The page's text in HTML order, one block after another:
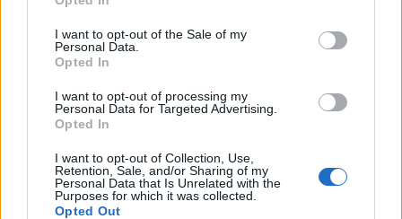
use your data for below specified purposes in below Google
consent section.
I want to opt-out of the Sale of my
Personal Data.
Opted In
I want to opt-out of processing my
Personal Data for Targeted Advertising.
Opted In
I want to opt-out of Collection, Use,
Retention, Sale, and/or Sharing of my
Personal Data that Is Unrelated with the
Purposes for which it was collected.
Opted Out
„Csonka évadot zárni nem felemelő
érzés"
mtothorsi•2020. július 15.